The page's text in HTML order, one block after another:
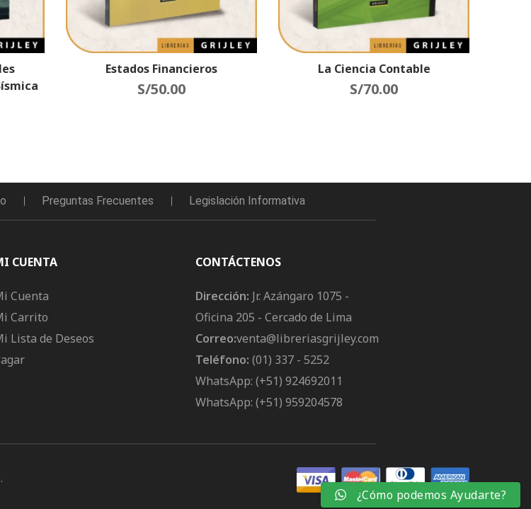
Estados Financieros
S/50.00
La Ciencia Contable
S/70.00
Preguntas Frecuentes Legislación Informativa
CUENTA
Cuenta
Carrito
Lista de Deseos
CONTÁCTENOS
Dirección: Jr. Azángaro 1075 -
Oficina 205 - Cercado de Lima
Correo:venta@libreriasgrijley.com
Teléfono: (01) 337 - 5252
WhatsApp: (+51) 924692011
WhatsApp: (+51) 959204578
¿Cómo podemos Ayudarte?